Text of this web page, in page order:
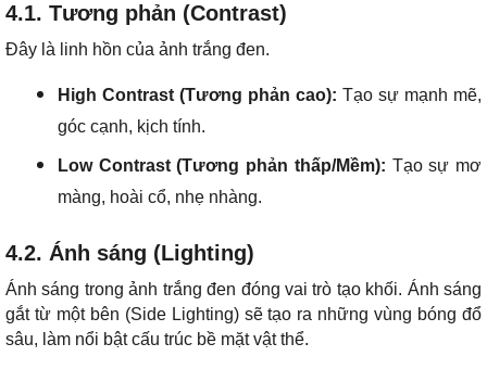
4.1. Tương phản (Contrast)
Đây là linh hồn của ảnh trắng đen.
High Contrast (Tương phản cao): Tạo sự mạnh mẽ,
góc cạnh, kịch tính.
Low Contrast (Tương phản thấp/Mềm): Tạo sự mơ
màng, hoài cổ, nhẹ nhàng.
4.2. Ánh sáng (Lighting)
Ánh sáng trong ảnh trắng đen đóng vai trò tạo khối. Ánh sáng
gắt từ một bên (Side Lighting) sẽ tạo ra những vùng bóng đổ
sâu, làm nổi bật cấu trúc bề mặt vật thể.